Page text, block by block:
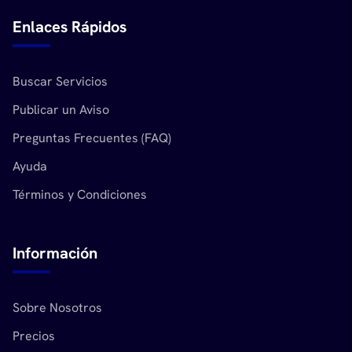
Enlaces Rápidos
Buscar Servicios
Publicar un Aviso
Preguntas Frecuentes (FAQ)
Ayuda
Términos y Condiciones
Información
Sobre Nosotros
Precios